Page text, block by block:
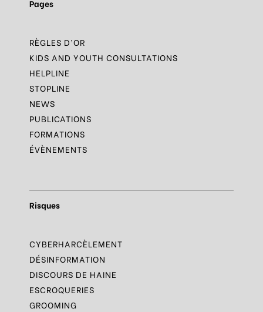
Pages
RÈGLES D’OR
KIDS AND YOUTH CONSULTATIONS
HELPLINE
STOPLINE
NEWS
PUBLICATIONS
FORMATIONS
ÉVÈNEMENTS
Risques
CYBERHARCÈLEMENT
DÉSINFORMATION
DISCOURS DE HAINE
ESCROQUERIES
GROOMING